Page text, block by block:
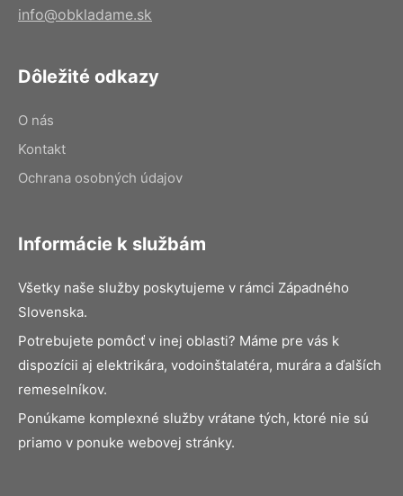
info@obkladame.sk
Dôležité odkazy
O nás
Kontakt
Ochrana osobných údajov
Informácie k službám
Všetky naše služby poskytujeme v rámci Západného
Slovenska.
Potrebujete pomôcť v inej oblasti? Máme pre vás k
dispozícii aj elektrikára, vodoinštalatéra, murára a ďalších
remeselníkov.
Ponúkame komplexné služby vrátane tých, ktoré nie sú
priamo v ponuke webovej stránky.